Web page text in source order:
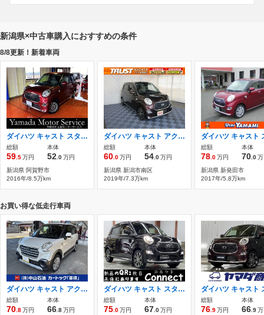
新潟県×中古車購入におすすめの条件
8/8更新！新着車両
ダイハツ キャスト スタイル 660 X SAII ナビ/TV/Bカメラ/スマアシ2/スマートキー
総額
59 .5万円
本体
52 .0万円
新潟県 阿賀野市
2016年/8.5万km
ダイハツ キャスト アクティバ 660 G SAIII プッシュスタート スマートキー2個
総額
60 .0万円
本体
54 .0万円
新潟県 新潟市南区
2019年/7.3万km
総額
78 .0万円
本体
70 .0
新潟県 新発田市
2017年/5.8万km
お買い得な低走行車両
ダイハツ キャスト アクティバ 660 X
総額
70.8万円
本体
66.8万円
ダイハツ キャスト スタイル 660 G SAII 4WD BluetoothナビBカメ スマートキー
総額
75.0万円
本体
67.0万円
総額
76.9万円
本体
66.9